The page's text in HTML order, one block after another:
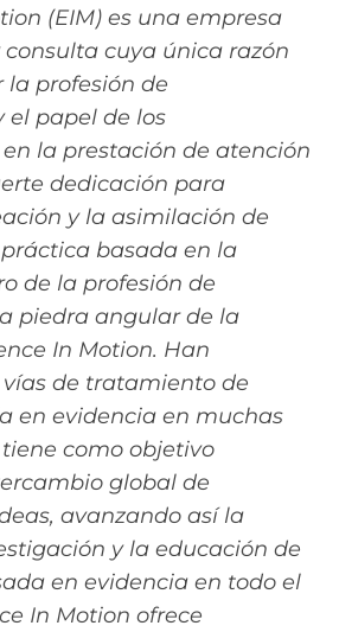
(EIM) es una empresa
cuya única razón
la profesión de
el papel de los
la prestación de atención
dedicación para
y la asimilación de
basada en la
de la profesión de
piedra angular de la
In Motion. Han
de tratamiento de
en evidencia en muchas
como objetivo
global de
avanzando así la
y la educación de
en evidencia en todo el
In Motion ofrece